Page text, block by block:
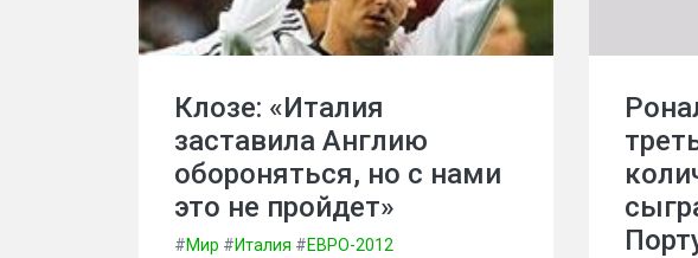
Клозе: «Италия
заставила Англию
обороняться, но с нами
это не пройдет»
#Мир #Италия #ЕВРО-2012